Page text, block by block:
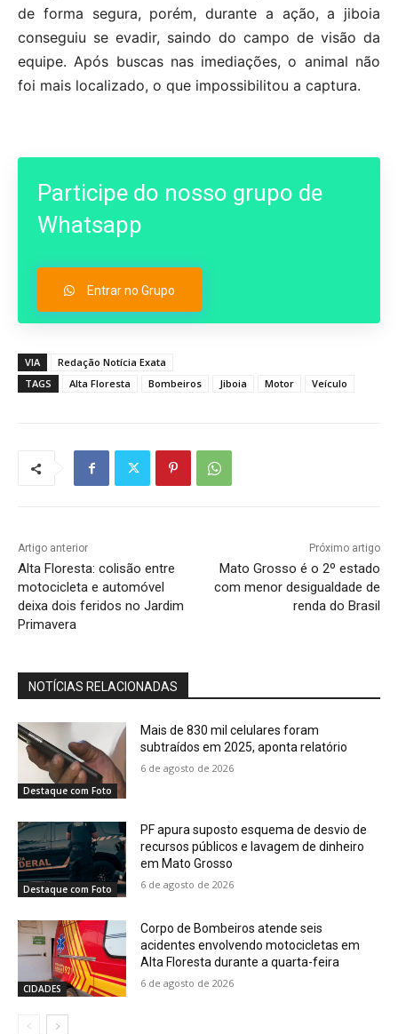
de forma segura, porém, durante a ação, a jiboia
conseguiu se evadir, saindo do campo de visão da
equipe. Após buscas nas imediações, o animal não
foi mais localizado, o que impossibilitou a captura.
Participe do nosso grupo de
Whatsapp
Entrar no Grupo
VIA
Redação Notícia Exata
TAGS
Alta Floresta Bombeiros Jiboia Motor Veículo
Artigo anterior
Alta Floresta: colisão entre
motocicleta e automóvel
deixa dois feridos no Jardim
Primavera
Próximo artigo
Mato Grosso é o 2º estado
com menor desigualdade de
renda do Brasil
NOTÍCIAS RELACIONADAS
Destaque com Foto
Mais de 830 mil celulares foram
subtraídos em 2025, aponta relatório
6 de agosto de 2026
Destaque com Foto
PF apura suposto esquema de desvio de
recursos públicos e lavagem de dinheiro
em Mato Grosso
6 de agosto de 2026
CIDADES
Corpo de Bombeiros atende seis
acidentes envolvendo motocicletas em
Alta Floresta durante a quarta-feira
6 de agosto de 2026